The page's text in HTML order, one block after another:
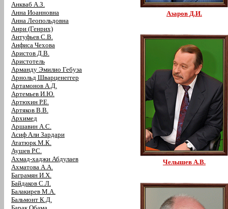
Анкваб А.З.
Анна Иоанновна
Анна Леопольдовна
Анри (Генрих)
Антуфьев С.В.
Анфиса Чехова
Аристов Д.В.
Аристотель
Арманду Эмилио Гебуза
Арнольд Шварценеггер
Артамонов А.Д.
Артемьев И.Ю.
Артюхин Р.Е.
Артяков В.В.
Архимед
Аршавин А.С.
Асиф Али Зардари
Ататюрк М.К.
Аушев Р.С.
Ахмад-хаджи Абдулаев
Ахматова А.А.
Баграмян И.Х.
Байдаков С.Л.
Балакирев М.А.
Бальмонт К.Д.
Азаров Д.И.
Челышев А.В.